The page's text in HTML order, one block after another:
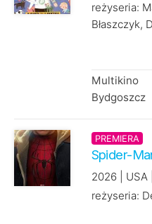
reżyseria:
Błaszczyk,
Multikino
Bydgoszcz
PREMIERA
Spider-
2026 | USA
reżyseria: